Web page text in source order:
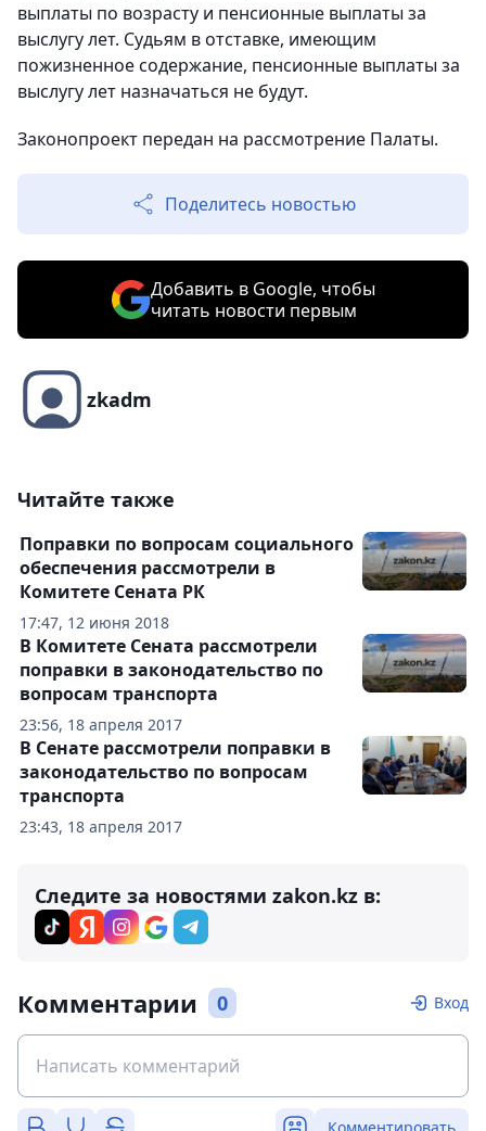
выплаты по возрасту и пенсионные выплаты за
выслугу лет. Судьям в отставке, имеющим
пожизненное содержание, пенсионные выплаты за
выслугу лет назначаться не будут.
Законопроект передан на рассмотрение Палаты.
Поделитесь новостью
Добавить в Google, чтобы
читать новости первым
zkadm
Читайте также
17:47, 12 июня 2018
Поправки по вопросам социального
обеспечения рассмотрели в
Комитете Сената РК
23:56, 18 апреля 2017
В Комитете Сената рассмотрели
поправки в законодательство по
вопросам транспорта
23:43, 18 апреля 2017
В Сенате рассмотрели поправки в
законодательство по вопросам
транспорта
Следите за новостями zakon.kz в:
Комментарии 0 Вход